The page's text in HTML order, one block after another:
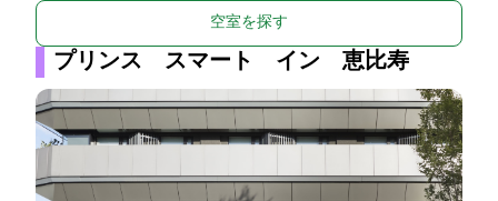
空室を探す
プリンス スマート イン 恵比寿